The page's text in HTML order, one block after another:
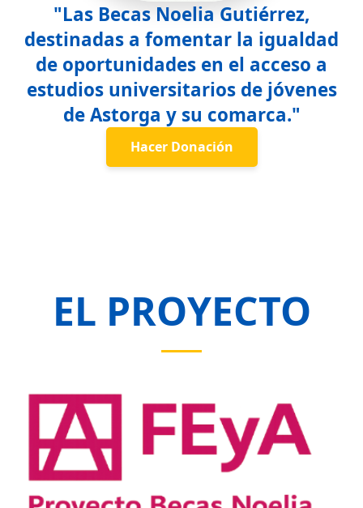
"Las Becas Noelia Gutiérrez,
destinadas a fomentar la igualdad
de oportunidades en el acceso a
estudios universitarios de jóvenes
de Astorga y su comarca."
Hacer Donación
EL PROYECTO